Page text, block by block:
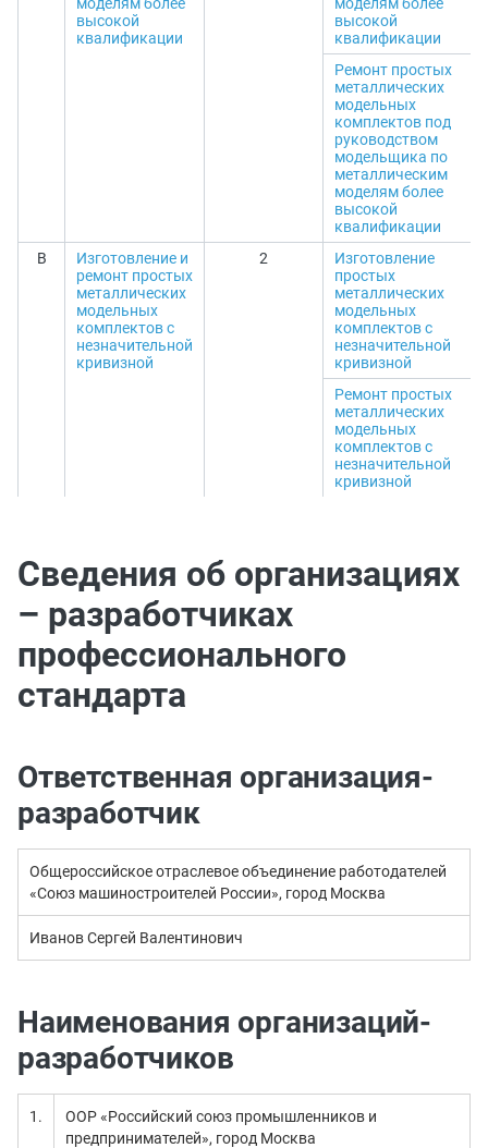
высокой
квалификации
высокой
квалификации
Ремонт простых
металлических
модельных
комплектов под
руководством
модельщика по
металлическим
моделям более
высокой
квалификации
В
Изготовление и
ремонт простых
металлических
модельных
комплектов с
незначительной
кривизной
2
Изготовление
простых
металлических
модельных
комплектов с
незначительной
кривизной
Ремонт простых
металлических
модельных
комплектов с
незначительной
кривизной
Сведения об организациях
– разработчиках
профессионального
стандарта
Ответственная организация-
разработчик
Общероссийское отраслевое объединение работодателей
«Союз машиностроителей России», город Москва
Иванов Сергей Валентинович
Наименования организаций-
разработчиков
1.
ООР «Российский союз промышленников и
предпринимателей», город Москва